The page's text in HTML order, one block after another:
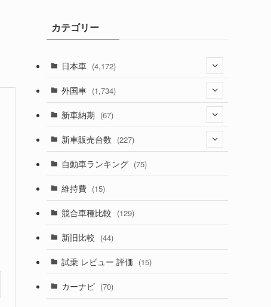
ブカテゴリー
日本車 (4,172)
(1,321)
(329)
(525)
(357)
(328)
(194)
(230)
(253)
外国車 (1,734)
(188)
(242)
(85)
(84)
(14)
(222)
(50)
(58)
新車納期 (67)
(28)
(8)
(3)
(3)
(5)
(1)
新車販売台数 (227)
(21)
(5)
(7)
(5)
自動車ランキング (75)
維持費 (15)
競合車種比較 (129)
新旧比較 (44)
試乗 レビュー 評価 (15)
カーナビ (70)